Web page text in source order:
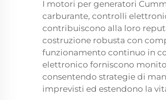
I motori per generatori
carburante, controlli
contribuiscono alla loro
costruzione robusta con
funzionamento continuo in
elettronico forniscono
consentendo strategie di
imprevisti ed estendono la